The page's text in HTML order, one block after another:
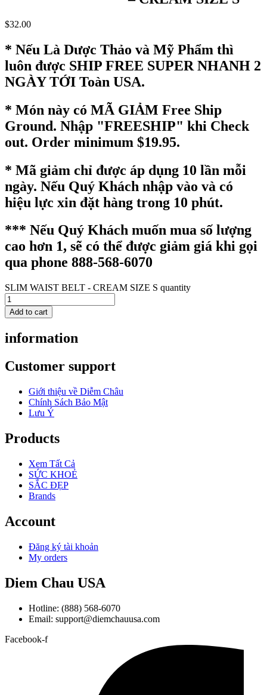
$32.00
* Nếu Là Dược Thảo và Mỹ Phẩm thì
luôn được SHIP FREE SUPER NHANH 2
NGÀY TỚI Toàn USA.
* Món này có MÃ GIẢM Free Ship
Ground. Nhập "FREESHIP" khi Check
out. Order minimum $19.95.
* Mã giảm chỉ được áp dụng 10 lần mỗi
ngày. Nếu Quý Khách nhập vào và có
hiệu lực xin đặt hàng trong 10 phút.
*** Nếu Quý Khách muốn mua số lượng
cao hơn 1, sẽ có thể được giảm giá khi gọi
qua phone 888-568-6070
SLIM WAIST BELT - CREAM SIZE S quantity
Add to cart
information
Customer support
Giới thiệu về Diễm Châu
Chính Sách Bảo Mật
Lưu Ý
Products
Xem Tất Cả
SỨC KHOẺ
SẮC ĐẸP
Brands
Account
Đăng ký tài khoản
My orders
Diem Chau USA
Hotline: (888) 568-6070
Email: support@diemchauusa.com
Facebook-f